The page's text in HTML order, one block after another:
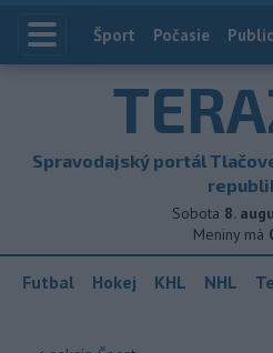
Index
Šport Počasie
Spravodajský portál
Sobota 8.
Meniny má
Futbal Hokej KHL NHL